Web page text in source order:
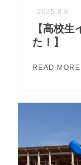
2025.8.8
【高校
た！】
READ MORE